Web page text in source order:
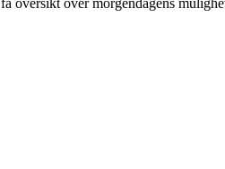
oversikt over morgendagens